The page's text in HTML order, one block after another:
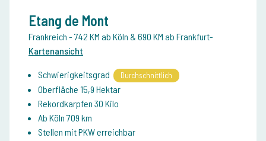
Etang de Mont
Frankreich - 742 KM ab Köln & 690 KM ab Frankfurt-
Kartenansicht
Schwierigkeitsgrad Durchschnittlich
Oberfläche 15,9 Hektar
Rekordkarpfen 30 Kilo
Ab Köln 709 km
Stellen mit PKW erreichbar